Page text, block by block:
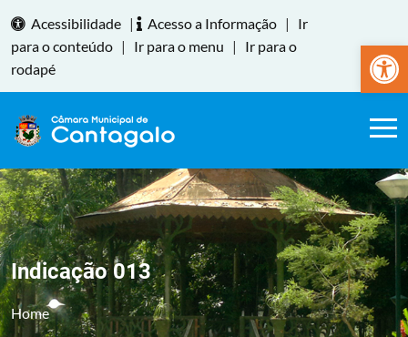
Abrir
Acessibilidade | Acesso a Informação |
Ir
para o conteúdo | Ir para o menu |
Ir para o
rodapé
Indicação 013
Home